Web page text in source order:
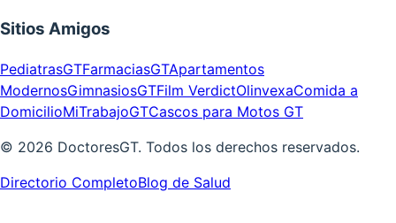
Sitios Amigos
PediatrasGTFarmaciasGTApartamentos
ModernosGimnasiosGTFilm VerdictOlinvexaComida a
DomicilioMiTrabajoGTCascos para Motos GT
© 2026 DoctoresGT. Todos los derechos reservados.
Directorio CompletoBlog de Salud